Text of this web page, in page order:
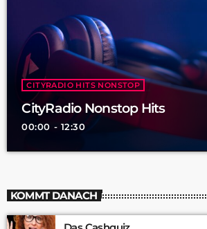
CITYRADIO HITS NONSTOP
CityRadio Nonstop Hits
00:00 - 12:30
KOMMT DANACH